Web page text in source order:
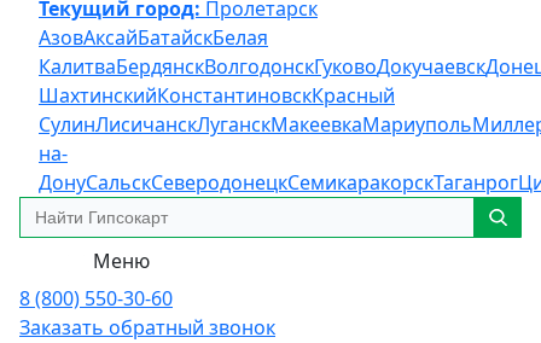
Текущий город: Пролетарск
АзовАксайБатайскБелая
КалитваБердянскВолгодонскГуковоДокучаевск
ШахтинскийКонстантиновскКрасный
СулинЛисичанскЛуганскМакеевкаМариуполь
на-
ДонуСальскСеверодонецкСемикаракорскТаганрог
Меню
8 (800) 550-30-60
Заказать обратный звонок